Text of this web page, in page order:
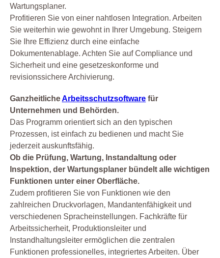
Wartungsplaner.
Profitieren Sie von einer nahtlosen Integration. Arbeiten
Sie weiterhin wie gewohnt in Ihrer Umgebung. Steigern
Sie Ihre Effizienz durch eine einfache
Dokumentenablage. Achten Sie auf Compliance und
Sicherheit und eine gesetzeskonforme und
revisionssichere Archivierung.
GanzheitlicheArbeitsschutzsoftware für
Unternehmen und Behörden.
Das Programm orientiert sich an den typischen
Prozessen, ist einfach zu bedienen und macht Sie
jederzeit auskunftsfähig.
Ob die Prüfung, Wartung, Instandaltung oder
Inspektion, der Wartungsplaner bündelt alle wichtigen
Funktionen unter einer Oberfläche.
Zudem profitieren Sie von Funktionen wie den
zahlreichen Druckvorlagen, Mandantenfähigkeit und
verschiedenen Spracheinstellungen. Fachkräfte für
Arbeitssicherheit, Produktionsleiter und
Instandhaltungsleiter ermöglichen die zentralen
Funktionen professionelles, integriertes Arbeiten. Über